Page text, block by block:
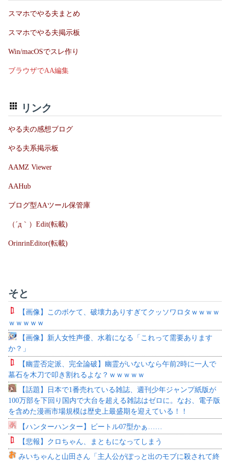
スマホでやる夫まとめ
スマホでやる夫掲示板
Win/macOSでスレ作り
ブラウザでAA編集
リンク
やる夫の感想ブログ
やる夫系掲示板
AAMZ Viewer
AAHub
ブログ型AAツール保管庫
（´д｀）Edit(転載)
OrinrinEditor(転載)
そと
【画像】このボケて、破壊力ありすぎてクッソワロタｗｗｗｗ
ｗｗｗｗｗ
【画像】新人女性声優、水着になる「これって需要あります
か？」
【幽霊否定派、完全論破】幽霊がいないなら午前2時に一人で
墓石を木刀で叩き割れるよな？ｗｗｗｗｗ
【話題】日本で1番売れている雑誌、週刊少年ジャンプ紙版が
100万部を下回り国内で大台を超える雑誌はゼロに。なお、電子版
を含めた漫画市場規模は歴史上最盛期を迎えている！！
【ハンターハンター】ビートル07型かぁ……
【悲報】クロちゃん、まともになってしまう
みいちゃんと山田さん「主人公がぽっと出のモブに殺されて終